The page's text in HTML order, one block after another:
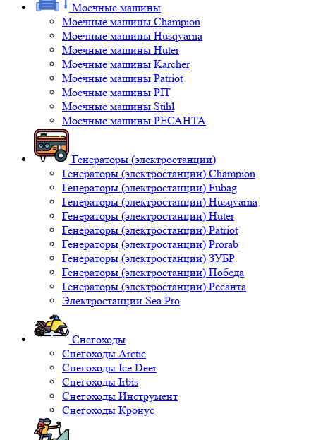
Моечные машины
Моечные машины Champion
Моечные машины Husqvarna
Моечные машины Huter
Моечные машины Karcher
Моечные машины Patriot
Моечные машины PIT
Моечные машины Stihl
Моечные машины РЕСАНТА
Генераторы (электростанции)
Генераторы (электростанции) Champion
Генераторы (электростанции) Fubag
Генераторы (электростанции) Husqvarna
Генераторы (электростанции) Huter
Генераторы (электростанции) Patriot
Генераторы (электростанции) Prorab
Генераторы (электростанции) ЗУБР
Генераторы (электростанции) Победа
Генераторы (электростанции) Ресанта
Электростанции Sea Pro
Снегоходы
Снегоходы Arctic
Снегоходы Ice Deer
Снегоходы Irbis
Снегоходы Инструмент
Снегоходы Кронус